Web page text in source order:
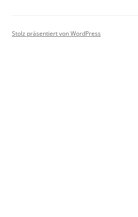
Stolz präsentiert von WordPress